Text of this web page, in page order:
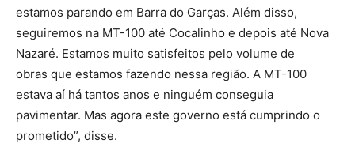
estamos parando em Barra do Garças. Além disso,
seguiremos na MT-100 até Cocalinho e depois até Nova
Nazaré. Estamos muito satisfeitos pelo volume de
obras que estamos fazendo nessa região. A MT-100
estava aí há tantos anos e ninguém conseguia
pavimentar. Mas agora este governo está cumprindo o
prometido”, disse.